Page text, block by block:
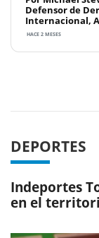
Defensor de
Internacional,
HACE 2 MESES
DEPORTES
Indeportes
en el